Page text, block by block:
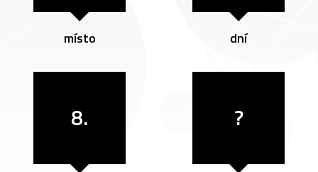
místo dní
8. ?